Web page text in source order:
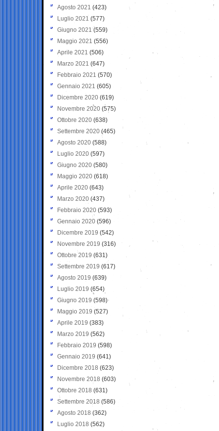
Agosto 2021 (423)
Luglio 2021 (577)
Giugno 2021(559)
Maggio 2021 (556)
Aprile 2021 (506)
Marzo 2021 (647)
Febbraio 2021 (570)
Gennaio 2021 (605)
Dicembre 2020 (619)
Novembre 2020 (575)
Ottobre 2020 (638)
Settembre 2020(465)
Agosto 2020 (588)
Luglio 2020 (597)
Giugno 2020 (580)
Maggio 2020 (618)
Aprile 2020 (643)
Marzo 2020 (437)
Febbraio 2020 (593)
Gennaio 2020 (596)
Dicembre 2019 (542)
Novembre 2019 (316)
Ottobre 2019 (631)
Settembre 2019 (617)
Agosto 2019 (639)
Luglio 2019 (654)
Giugno 2019 (598)
Maggio 2019 (527)
Aprile 2019 (383)
Marzo 2019 (562)
Febbraio 2019 (598)
Gennaio 2019 (641)
Dicembre 2018 (623)
Novembre 2018 (603)
Ottobre 2018 (631)
Settembre 2018 (586)
Agosto 2018 (362)
Luglio 2018 (562)